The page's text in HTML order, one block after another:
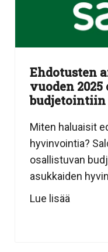
Ehdotusten
vuoden
budjetointiin
Miten haluaisit
hyvinvointia?
osallistuvan
asukkaiden
Lue lisää